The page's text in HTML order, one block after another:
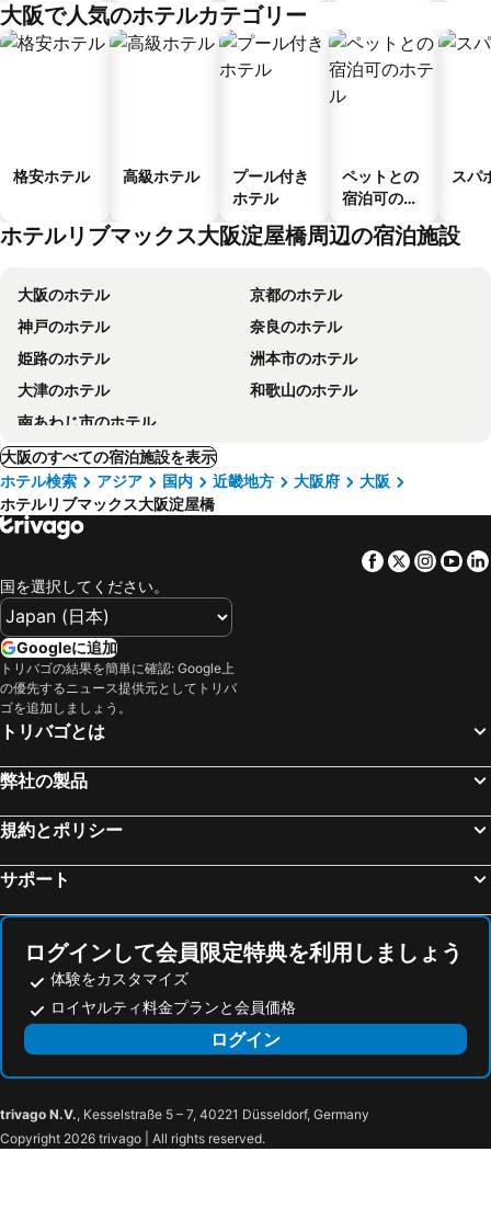
ス
大阪で人気のホテルカテゴリー
格安ホテル 高級ホテル
プール付き
ホテル
ペットとの
宿泊可のホ
スパ
ホテルリブマックス大阪淀屋橋周辺の宿泊施設
大阪のホテル
京都のホテル
神戸のホテル
奈良のホテル
姫路のホテル
洲本市のホテル
大津のホテル
和歌山のホテル
南あわじ市のホテル
大阪のすべての宿泊施設を表示
ホテル検索
アジア 国内 近畿地方 大阪府
大阪
ホテルリブマックス大阪淀屋橋
Facebook
Twitter
国を選択してください。
Googleに追加
トリバゴの結果を簡単に確認: Google上
の優先するニュース提供元としてトリバ
ゴを追加しましょう。
トリバゴとは
弊社の製品
規約とポリシー
サポート
ログインして会員限定特典を利用しましょう
体験をカスタマイズ
ロイヤルティ料金プランと会員価格
ログイン
trivago N.V., Kesselstraße 5 – 7, 40221 Düsseldorf, Germany
Copyright 2026 trivago | All rights reserved.